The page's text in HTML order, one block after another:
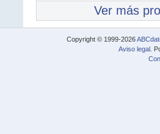
Ver más
Copyright © 1999-2026
Aviso legal .